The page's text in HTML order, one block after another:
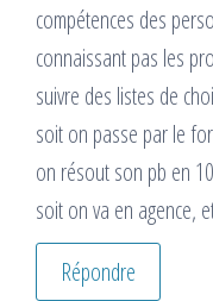
compétences des
connaissant pas les
suivre des listes de
soit on passe par le
on résout son pb en
soit on va en agence,
Répondre